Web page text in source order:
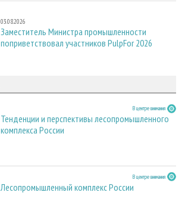
03.08.2026
Заместитель Министра промышленности
поприветствовал участников PulpFor 2026
В центре внимания
Тенденции и перспективы лесопромышленного
комплекса России
В центре внимания
Лесопромышленный комплекс России